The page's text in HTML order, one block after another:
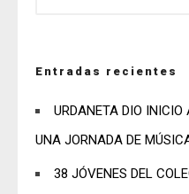
Entradas recientes
URDANETA DIO INICIO
UNA JORNADA DE
38 JÓVENES DEL